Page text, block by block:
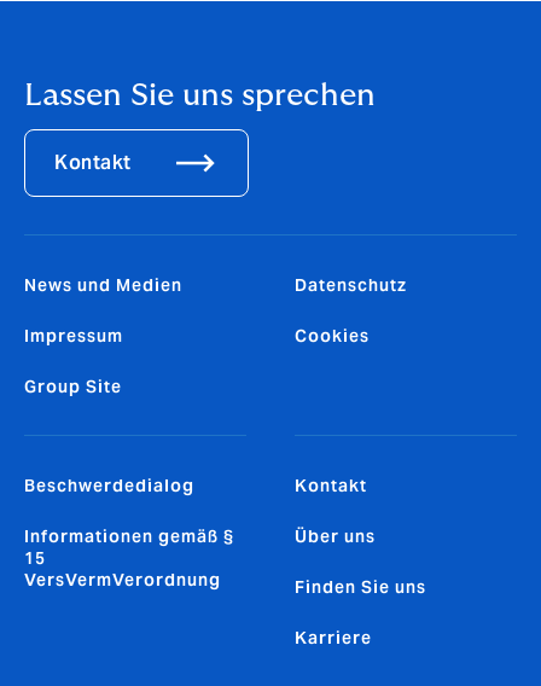
Lassen Sie uns sprechen
Kontakt
News und Medien
Impressum
Group Site
Datenschutz
Cookies
Beschwerdedialog
Informationen gemäß §
15
VersVermVerordnung
Kontakt
Über uns
Finden Sie uns
Karriere